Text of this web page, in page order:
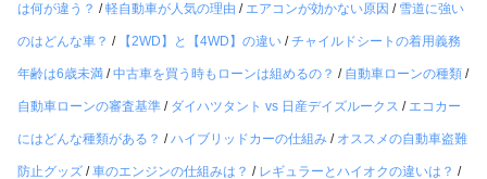
は何が違う？ /軽自動車が人気の理由 / エアコンが効かない原因 / 雪道に強い
のはどんな車？ / 【2WD】と【4WD】の違い /チャイルドシートの着用義務
年齢は6歳未満 /中古車を買う時もローンは組めるの？ / 自動車ローンの種類 /
自動車ローンの審査基準 / ダイハツタント vs 日産デイズルークス / エコカー
にはどんな種類がある？ /ハイブリッドカーの仕組み / オススメの自動車盗難
防止グッズ /車のエンジンの仕組みは？ / レギュラーとハイオクの違いは？ /